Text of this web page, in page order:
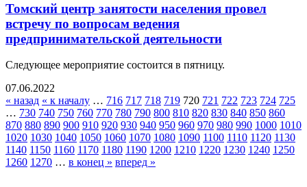
Томский центр занятости населения провел
встречу по вопросам ведения
предпринимательской деятельности
Следующее мероприятие состоится в пятницу.
07.06.2022
« назад « к началу … 716 717 718 719 720 721 722 723 724 725
… 730 740 750 760 770 780 790 800 810 820 830 840 850 860
870 880 890 900 910 920 930 940 950 960 970 980 990 1000 1010
1020 1030 1040 1050 1060 1070 1080 1090 1100 1110 1120 1130
1140 1150 1160 1170 1180 1190 1200 1210 1220 1230 1240 1250
1260 1270 … в конец » вперед »